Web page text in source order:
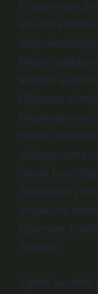
Dişlerin
insanın
bilgiye
temizlik
Öğrenme
bilgilendirmeler
bilgiye ve
yaklaşmasına
olarak
öğrencinin
ihtiyacının
Öğrenme
Temizlik
Eğitim teorileri,